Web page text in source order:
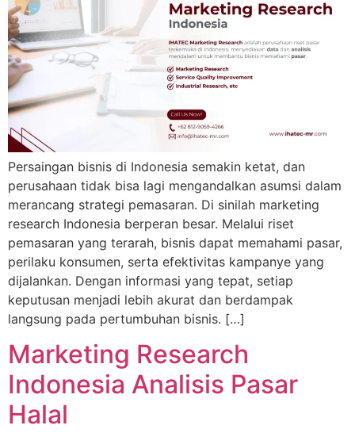
Persaingan bisnis di Indonesia semakin ketat, dan
perusahaan tidak bisa lagi mengandalkan asumsi dalam
merancang strategi pemasaran. Di sinilah marketing
research Indonesia berperan besar. Melalui riset
pemasaran yang terarah, bisnis dapat memahami pasar,
perilaku konsumen, serta efektivitas kampanye yang
dijalankan. Dengan informasi yang tepat, setiap
keputusan menjadi lebih akurat dan berdampak
langsung pada pertumbuhan bisnis. […]
Marketing Research
Indonesia Analisis Pasar
Halal